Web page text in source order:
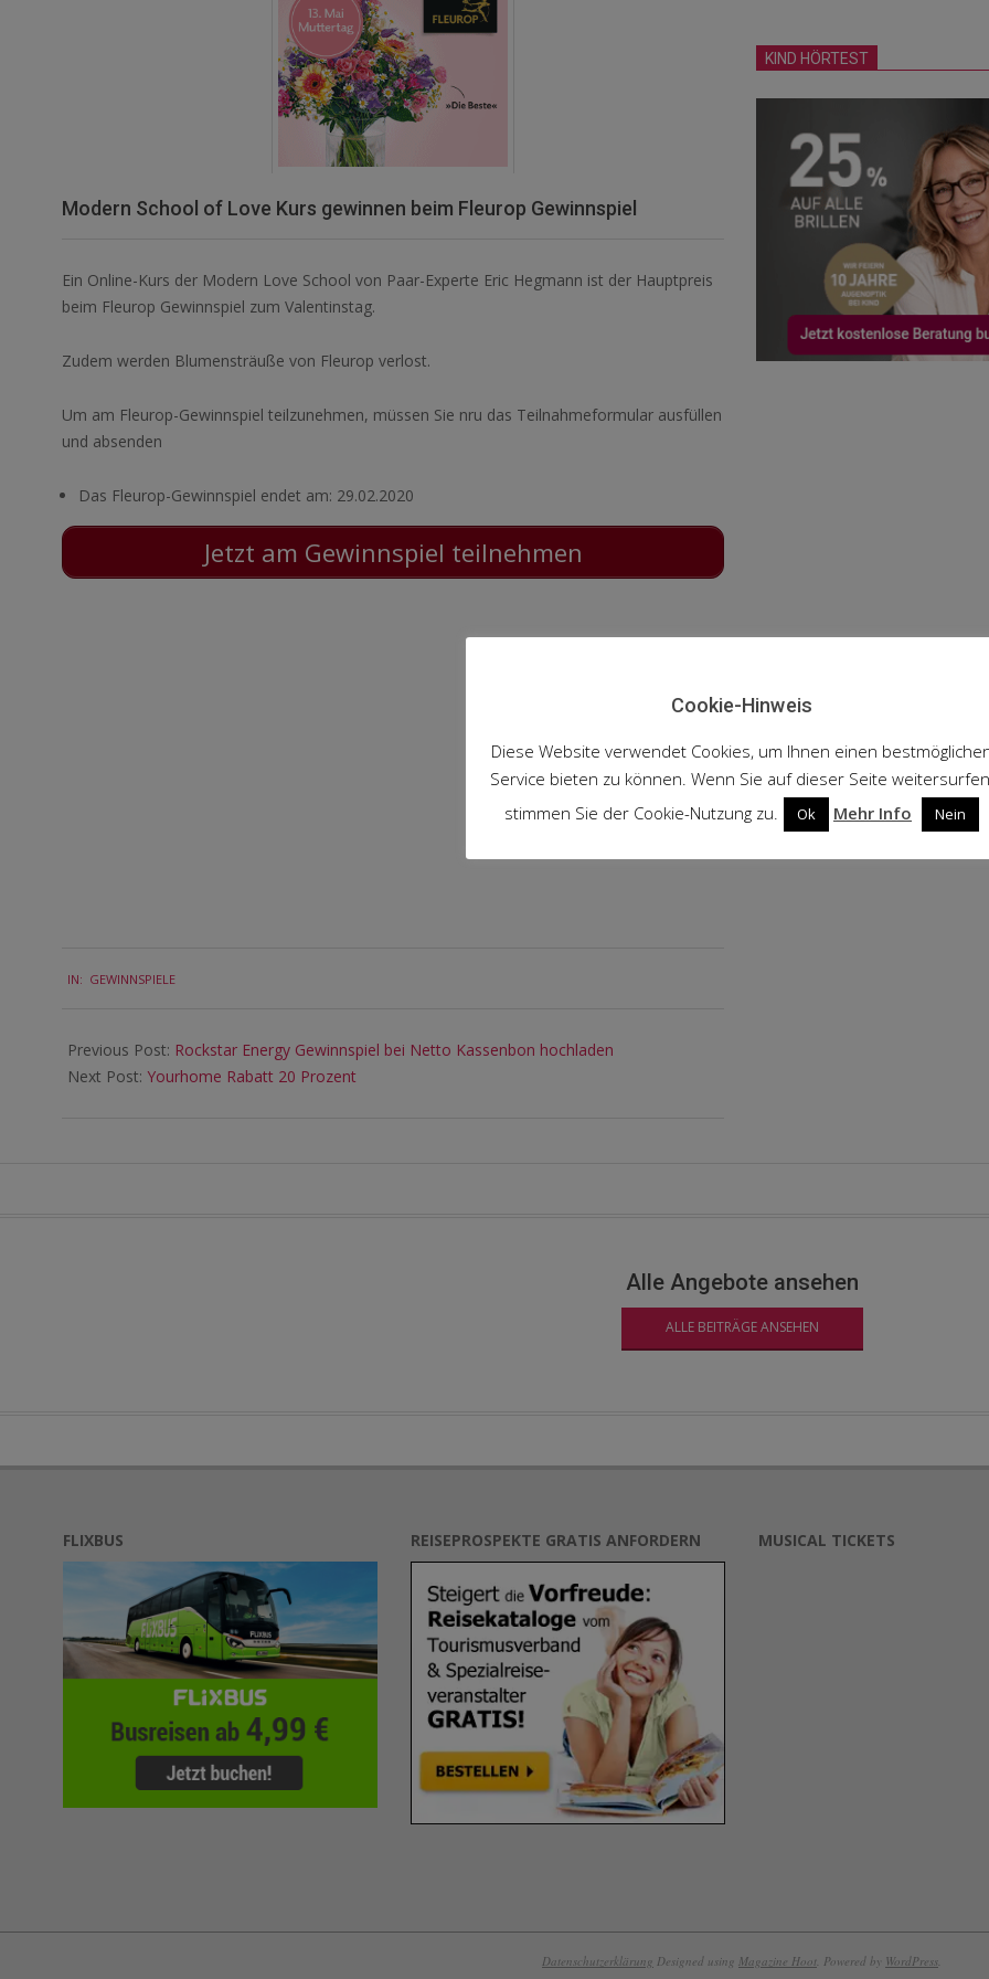
Modern School of Love Kurs gewinnen beim Fleurop Gewinnspiel
Ein Online-Kurs der Modern Love School von Paar-Experte Eric Hegmann ist der Hauptpreis
beim Fleurop Gewinnspiel zum Valentinstag.
Zudem werden Blumensträuße von Fleurop verlost.
Um am Fleurop-Gewinnspiel teilzunehmen, müssen Sie nru das Teilnahmeformular ausfüllen
und absenden
Das Fleurop-Gewinnspiel endet am: 29.02.2020
Jetzt am Gewinnspiel teilnehmen
01-
IN: GEWINNSPIELE
Previous Post: Rockstar Energy Gewinnspiel bei Netto Kassenbon hochladen
Next Post: Yourhome Rabatt 20 Prozent
KIND HÖRTEST
Alle Angebote ansehen
ALLE BEITRÄGE ANSEHEN
FLIXBUS REISEPROSPEKTE GRATIS ANFORDERN MUSICAL TICKETS
Datenschutzerklärung Designed using Magazine Hoot. Powered by WordPress.
Cookie-Hinweis
Diese Website verwendet Cookies, um Ihnen einen
Service bieten zu können. Wenn Sie auf dieser Seite
stimmen Sie der Cookie-Nutzung zu.
Ok Mehr Info Nein